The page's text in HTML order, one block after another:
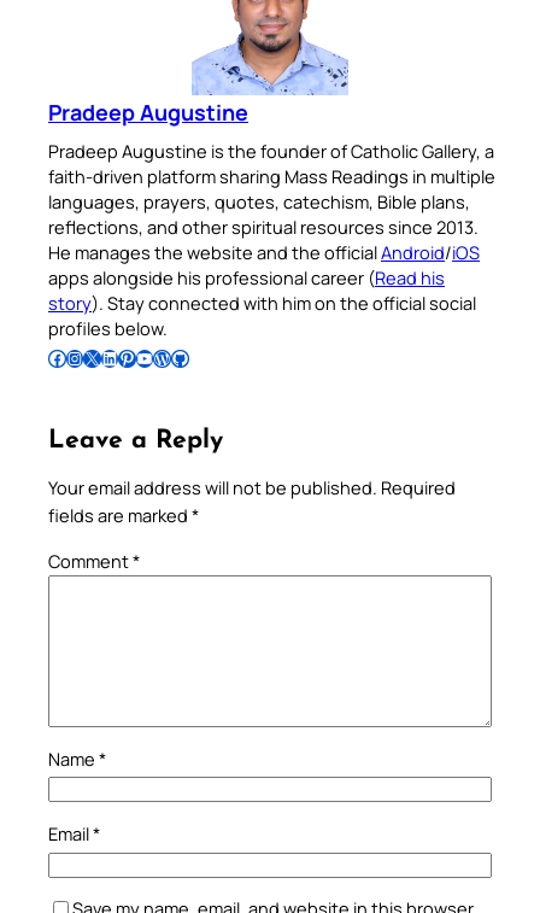
Pradeep Augustine
Pradeep Augustine is the founder of Catholic Gallery, a
faith-driven platform sharing Mass Readings in multiple
languages, prayers, quotes, catechism, Bible plans,
reflections, and other spiritual resources since 2013.
He manages the website and the officialAndroid/iOS
apps alongside his professional career (Read his
story). Stay connected with him on the official social
profiles below.
Follow Pradeep on Facebook Follow Pradeep on InstagramFollow Pradeep on X Follow Pradeep on LinkedIn Follow Pradeep on Pinterest Subscribe to Pradeep’s Youtube Channel Follow Pradeep on WordPress Follow Pradeep on GitHub
Leave a Reply
Your email address will not be published. Required
fields are marked *
Comment*
Name *
Email*